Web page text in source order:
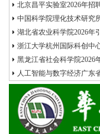
北京昌平实验室2026年招
中国科学院理化技术研究
湖北省农业科学院2026年
浙江大学杭州国际科创中
黑龙江省社会科学院2026
人工智能与数字经济广东